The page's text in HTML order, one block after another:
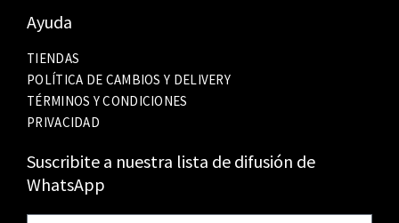
Ayuda
TIENDAS
POLÍTICA DE CAMBIOS Y DELIVERY
TÉRMINOS Y CONDICIONES
PRIVACIDAD
Suscribite a nuestra lista de difusión de
WhatsApp